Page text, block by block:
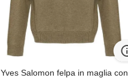
Yves Salomon felpa in maglia con